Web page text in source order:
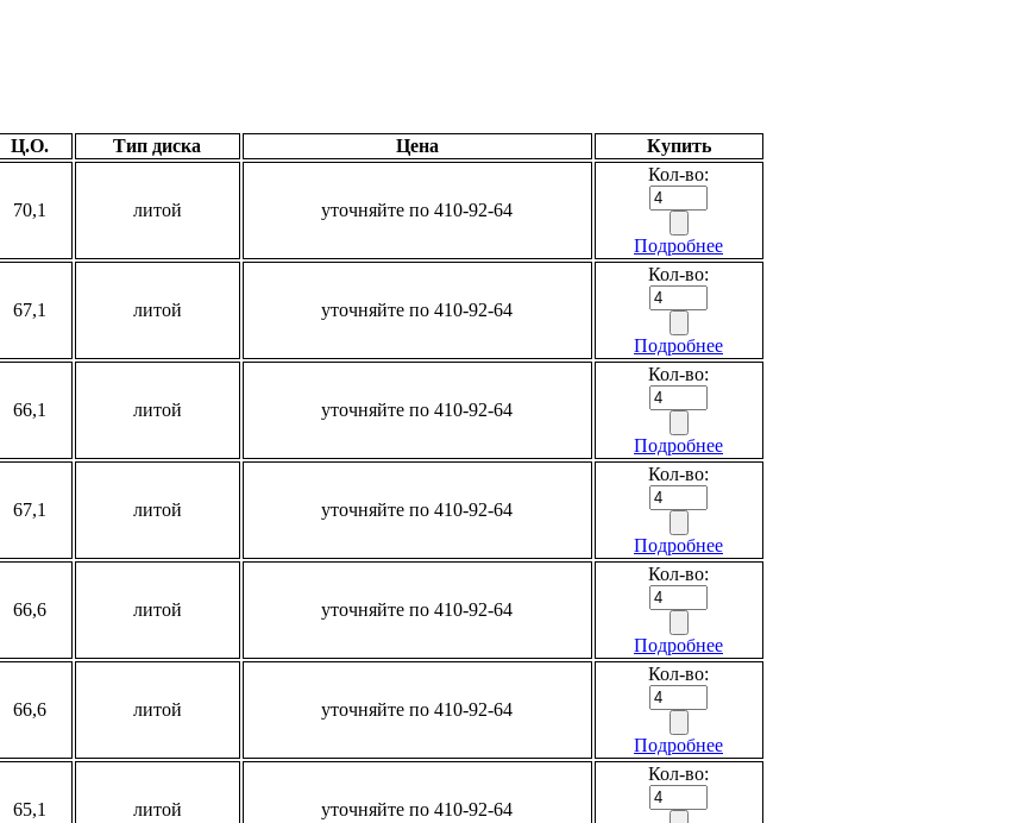
Ц.О. Тип диска Цена Купить
70,1 литой уточняйте по 410-92-64
Кол-во:
Подробнее
67,1 литой уточняйте по 410-92-64
Кол-во:
Подробнее
66,1 литой уточняйте по 410-92-64
Кол-во:
Подробнее
67,1 литой уточняйте по 410-92-64
Кол-во:
Подробнее
66,6 литой уточняйте по 410-92-64
Кол-во:
Подробнее
66,6 литой уточняйте по 410-92-64
Кол-во:
Подробнее
65,1 литой уточняйте по 410-92-64
Кол-во: